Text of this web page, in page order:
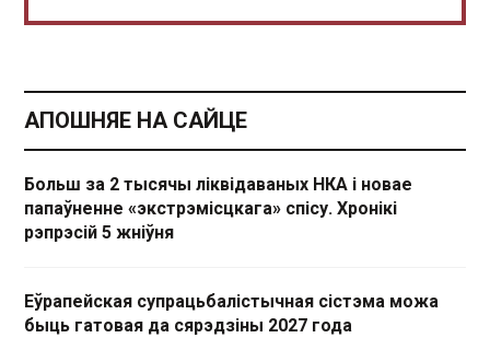
АПОШНЯЕ НА САЙЦЕ
Больш за 2 тысячы ліквідаваных НКА і новае
папаўненне «экстрэмісцкага» спісу. Хронікі
рэпрэсій 5 жніўня
Еўрапейская супрацьбалістычная сістэма можа
быць гатовая да сярэдзіны 2027 года